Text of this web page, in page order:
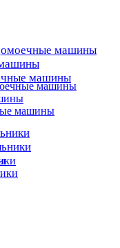
машины
машины
машины
машины